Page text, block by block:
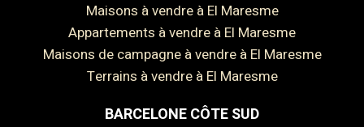
Maisons à vendre à El Maresme
Appartements à vendre à El Maresme
Maisons de campagne à vendre à El Maresme
Terrains à vendre à El Maresme
BARCELONE CÔTE SUD